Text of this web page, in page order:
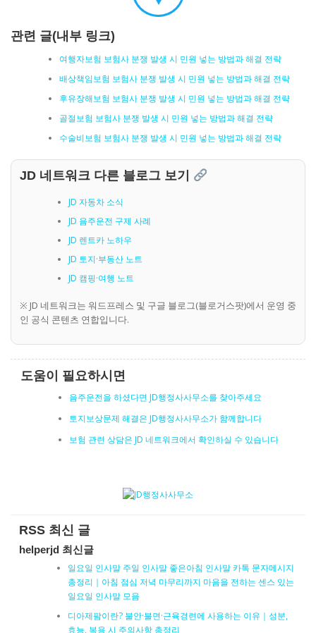
관련 글(내부 링크)
여행자보험 보험사 분쟁 발생 시 민원 넣는 방법과 해결 전략
배상책임보험 보험사 분쟁 발생 시 민원 넣는 방법과 해결 전략
후유장해보험 보험사 분쟁 발생 시 민원 넣는 방법과 해결 전략
골절보험 보험사 분쟁 발생 시 민원 넣는 방법과 해결 전략
수술비보험 보험사 분쟁 발생 시 민원 넣는 방법과 해결 전략
JD 네트워크 다른 블로그 보기
JD 자동차 소식
JD 음주운전 구제 사례
JD 렌트카 노하우
JD 토지·부동산 노트
JD 캠핑·여행 노트
※ JD 네트워크는 워드프레스 및 구글 블로그(블로거스팟)에서 운영 중
인 공식 콘텐츠 연합입니다.
도움이 필요하시면
음주운전을 하셨다면 JD행정사사무소를 찾아주세요
토지보상문제 해결은 JD행정사사무소가 함께합니다
보험 관련 상담은 JD 네트워크에서 확인하실 수 있습니다
RSS 최신 글
helperjd 최신글
일요일 인사말 주일 인사말 좋은아침 인사말 카톡 문자메시지
총정리｜아침 점심 저녁 마무리까지 마음을 전하는 센스 있는
일요일 인사말 모음
디아제팜이란? 불안·불면·근육경련에 사용하는 이유｜성분,
효능, 복용 시 주의사항 총정리